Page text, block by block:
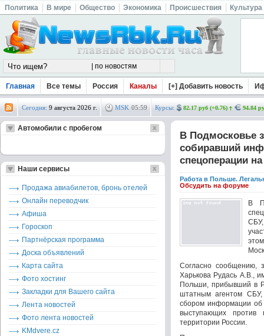
Политика В мире Общество Экономика Происшествия Культура
Главная Все темы Россия Каналы [+] Добавить новость
Сегодня: 9 августа 2026 г. MSK 05:59 Курсы: 82.17 руб (+0.76) 94.84
В Подмосковье
собиравший
спецоперации
Работа в Польше.
Обсудить на форуме
В
Согласно сообщению,
Харькова Рудась А.В.,
Польши, прибывший в
штатным агентом
сбором информации об
выступающих против
территории России.
Автомобили с пробегом
Наши сервисы
Продажа авиабилетов, бронь отелей
Онлайн переводчик
Афиша
Гороскоп
Партнёрская программа
Доска объявлений
Карта сайта
Фото хостинг
Закладки для Вашего сайта
Лента новостей
Фото лента новостей
KMdvere.cz